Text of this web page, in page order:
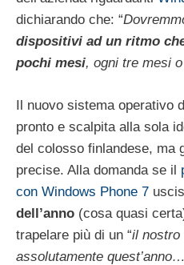
dichiarando che: “
dispositivi ad un ritmo
pochi mesi, ogni tre mesi
Il nuovo sistema operativo
pronto e scalpita alla sola
del colosso finlandese, ma
precise. Alla domanda se il
con Windows Phone 7
dell’anno (cosa quasi
trapelare più di un “il nostro
assolutamente